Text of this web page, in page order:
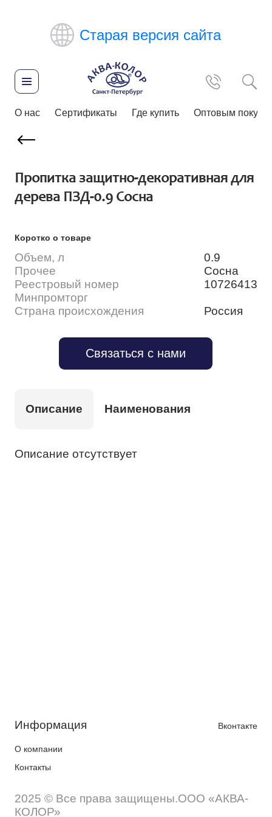
Старая версия сайта
О нас Сертификаты Где купить Оптовым
Пропитка защитно-декоративная для
дерева ПЗД-0.9 Сосна
Коротко о товаре
Объем, л
0.9
Прочее
Сосна
Реестровый номер
Минпромторг
10726413
Страна происхождения Россия
Связаться с нами
Описание Наименования
Описание отсутствует
Информация
О компании
Контакты
Вконтакте
2025 © Все права защищены.ООО «АКВА-
КОЛОР»